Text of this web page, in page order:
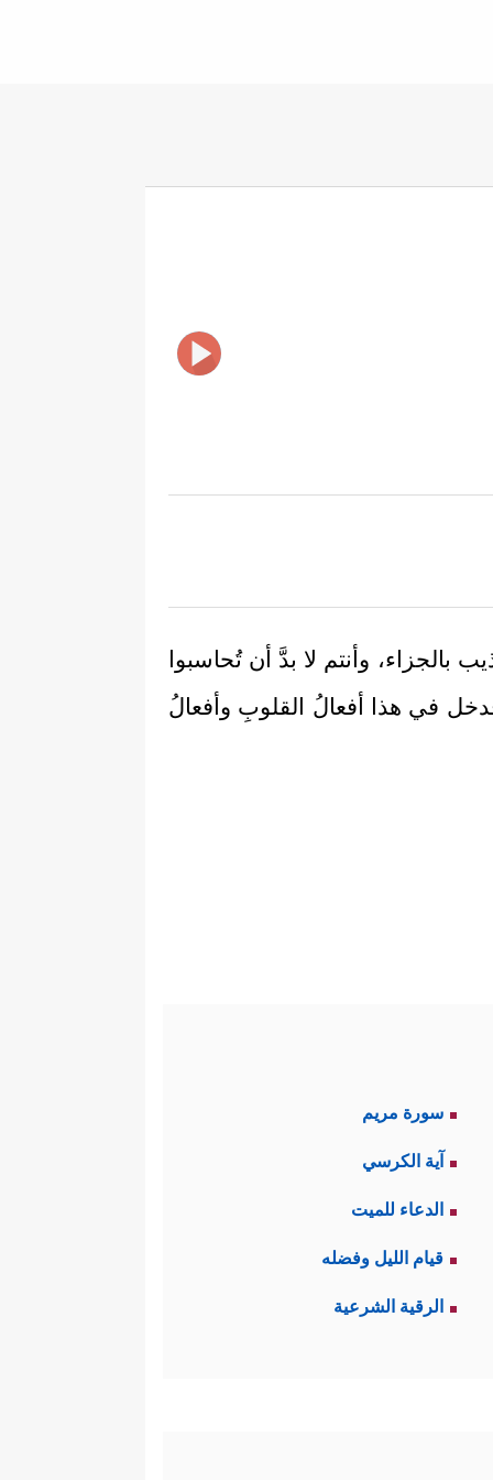
بالجزاء، وأنتم لا بدَّ أن تُحاسبوا
فدخل في هذا أفعالُ القلوبِ وأفعالُ
سورة مريم
آية الكرسي
الدعاء للميت
قيام الليل وفضله
الرقية الشرعية